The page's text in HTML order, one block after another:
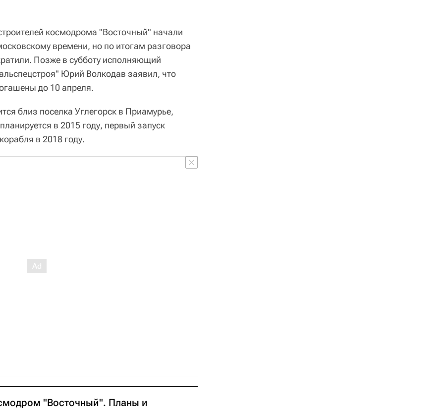
космодрома "Восточный" начали
времени, но по итогам разговора
Позже в субботу исполняющий
Юрий Волкодав заявил, что
до 10 апреля.
близ поселка Углегорск в Приамурье,
в 2015 году, первый запуск
в 2018 году.
"Восточный". Планы и